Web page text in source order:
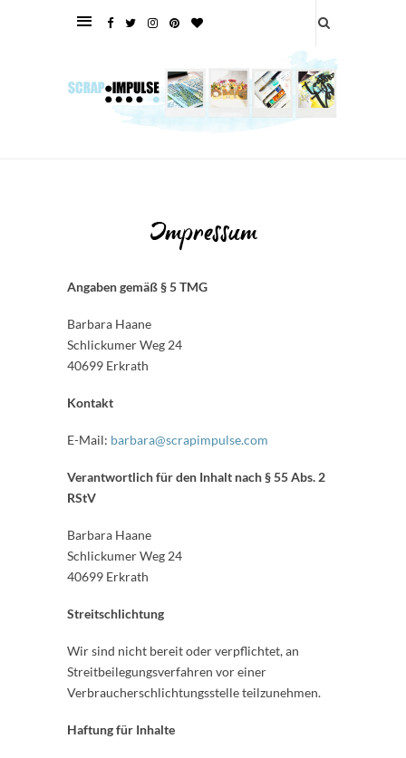
Impressum
Angaben gemäß § 5 TMG
Barbara Haane
Schlickumer Weg 24
40699 Erkrath
Kontakt
E-Mail: barbara@scrapimpulse.com
Verantwortlich für den Inhalt nach § 55 Abs. 2
RStV
Barbara Haane
Schlickumer Weg 24
40699 Erkrath
Streitschlichtung
Wir sind nicht bereit oder verpflichtet, an
Streitbeilegungsverfahren vor einer
Verbraucherschlichtungsstelle teilzunehmen.
Haftung für Inhalte